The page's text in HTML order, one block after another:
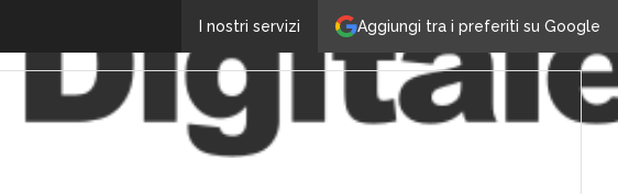
Aggiungi tra i preferiti su Google
I nostri servizi